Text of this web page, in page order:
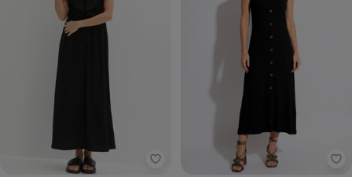
bonprix - Vestido (Preto) em